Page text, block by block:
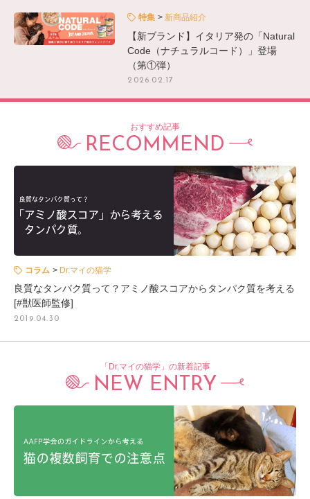
特集 新商品紹介
【新ブランド】イタリア発の「Natural
Code（ナチュラルコード）」登場
（第①弾）
2026.02.17
おすすめ記事
RECOMMEND
コラム Dr.マイの猫学
良質なタンパク質って？アミノ酸スコアからタンパク質を考える
[#獣医師監修]
2019.04.30
「Dr.マイの猫学」の新着記事
NEW ENTRY